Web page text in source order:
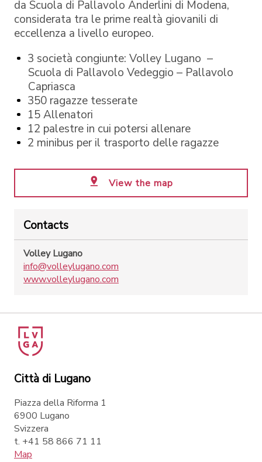
da Scuola di Pallavolo Anderlini di Modena,
considerata tra le prime realtà giovanili di
eccellenza a livello europeo.
3 società congiunte: Volley Lugano –
Scuola di Pallavolo Vedeggio – Pallavolo
Capriasca
350 ragazze tesserate
15 Allenatori
12 palestre in cui potersi allenare
2 minibus per il trasporto delle ragazze
View the map
Contacts
Volley Lugano
info@volleylugano.com
www.volleylugano.com
Città di Lugano
Piazza della Riforma 1
6900 Lugano
Svizzera
t. +41 58 866 71 11
Map